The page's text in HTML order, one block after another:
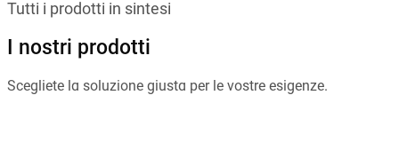
Tutti i prodotti in sintesi
I nostri prodotti
Scegliete la soluzione giusta per le vostre esigenze.